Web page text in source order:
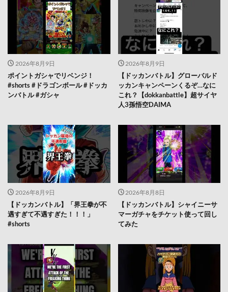
2026年8月9日
ポイントガシャでリベンジ！
#shorts #ドラゴンボール #ドッカ
ンバトル #ガシャ
2026年8月9日
【ドッカンバトル】グローバルド
ッカンキャンペーンくるぞ…なに
これ？【dokkanbattle】超サイヤ
人3孫悟空DAIMA
2026年8月9日
【ドッカンバトル】「界王拳が不
遇すぎて不遇すぎた！！！」
#shorts
2026年8月8日
【ドッカンバトル】シャイニーサ
マーガチャをチケット使って回し
てみた